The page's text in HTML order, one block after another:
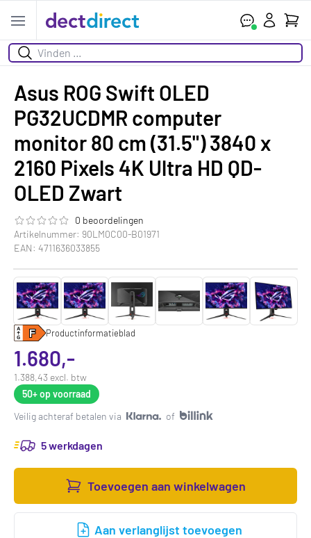
Open menu
Zoeken
Asus ROG Swift OLED
PG32UCDMR computer
monitor 80 cm (31.5") 3840 x
2160 Pixels 4K Ultra HD QD-
OLED Zwart
De beoordeling van dit product is
0 beoordelingen
Artikelnummer: 90LM0C00-B01971
EAN: 4711636033855
Productinformatieblad
1.680,-
1.388,43 excl. btw
50+op voorraad
Veilig achteraf betalen via
of
5 werkdagen
Toevoegen aan winkelwagen
Aan verlanglijst toevoegen